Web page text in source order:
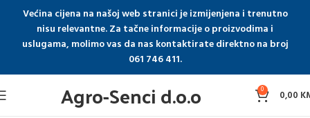
Većina cijena na našoj web stranici je izmijenjena i trenutno
nisu relevantne. Za tačne informacije o proizvodima i
uslugama, molimo vas da nas kontaktirate direktno na broj
061 746 411.
Agro-Senci d.o.o 0 0,00